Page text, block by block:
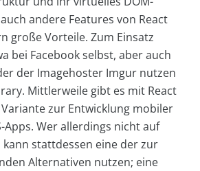
andere Features von React
große Vorteile. Zum Einsatz
bei Facebook selbst, aber auch
der Imagehoster Imgur nutzen
Mittlerweile gibt es mit React
zur Entwicklung mobiler
Apps. Wer allerdings nicht auf
kann stattdessen eine der zur
Alternativen nutzen; eine